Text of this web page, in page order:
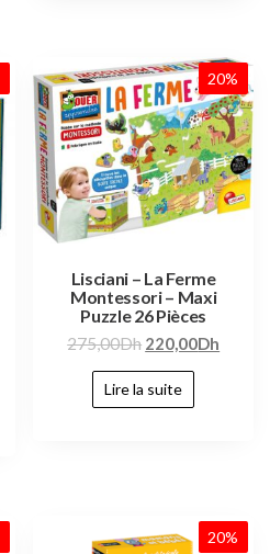
20%
Lisciani – La Ferme
Montessori – Maxi
Puzzle 26 Pièces
275,00Dh 220,00Dh
Lire la suite
20%